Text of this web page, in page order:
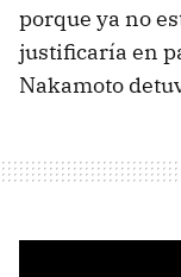
porque ya no
justificaría en
Nakamoto